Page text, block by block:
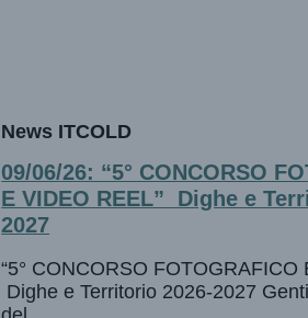
News ITCOLD
09/06/26: “5° CONCORSO
E VIDEO REEL” Dighe e
2027
“5° CONCORSO FOTOGRAFICO
Dighe e Territorio 2026-2027